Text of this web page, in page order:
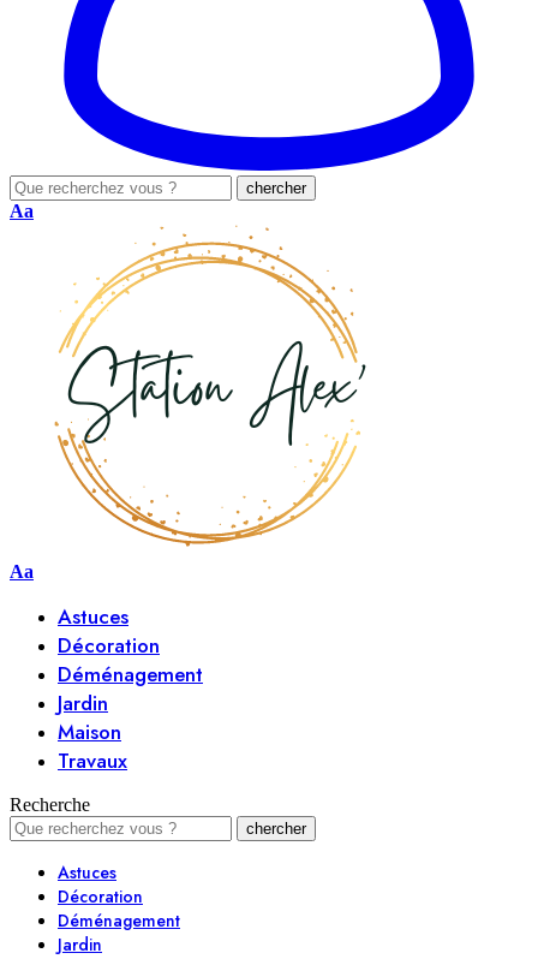
Aa
Aa
Astuces
Décoration
Déménagement
Jardin
Maison
Travaux
Recherche
Astuces
Décoration
Déménagement
Jardin